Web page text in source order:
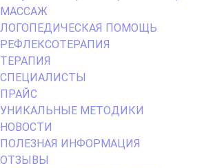
МАССАЖ
ЛОГОПЕДИЧЕСКАЯ ПОМОЩЬ
РЕФЛЕКСОТЕРАПИЯ
ТЕРАПИЯ
СПЕЦИАЛИСТЫ
ПРАЙС
УНИКАЛЬНЫЕ МЕТОДИКИ
НОВОСТИ
ПОЛЕЗНАЯ ИНФОРМАЦИЯ
ОТЗЫВЫ